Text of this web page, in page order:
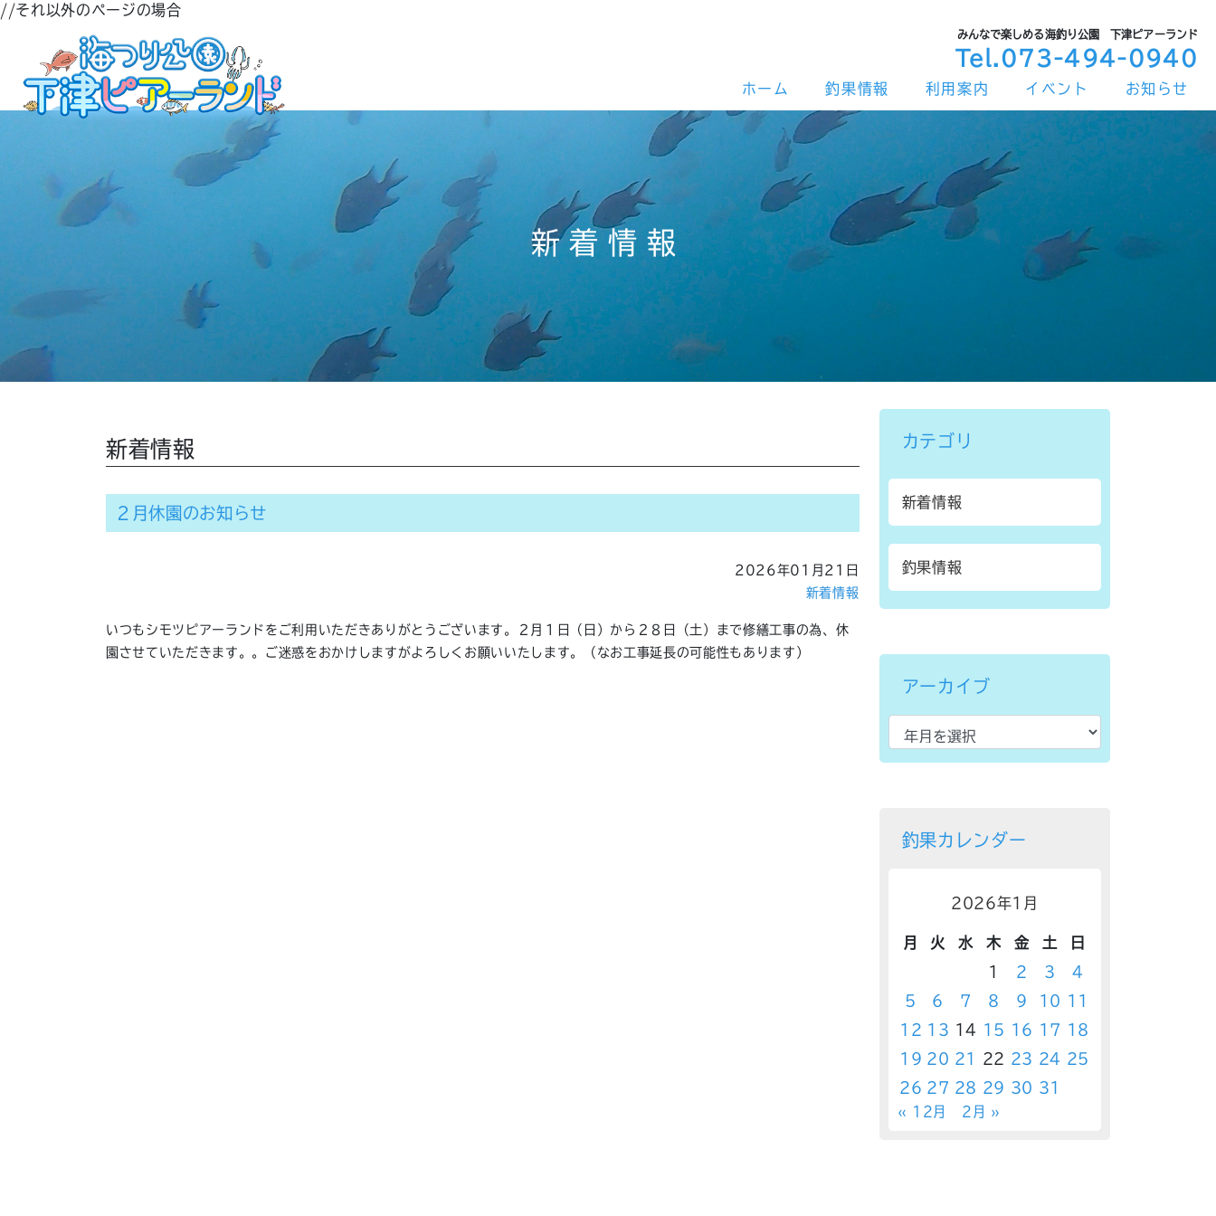
//それ以外のページの場合
みんなで楽しめる海釣り公園 下津ピアーランド
Tel.073-494-0940
ホーム 釣果情報 利用案内 イベント お知らせ
新着情報
新着情報
２月休園のお知らせ
2026年01月21日
新着情報
いつもシモツピアーランドをご利用いただきありがとうございます。２月１日（日）から２８日（土）まで修繕工事の為、休
園させていただきます。。ご迷惑をおかけしますがよろしくお願いいたします。（なお工事延長の可能性もあります）
カテゴリ
新着情報
釣果情報
アーカイブ
釣果カレンダー
2026年1月
月 火 水 木 金 土
日
1
2 3
4
5
6 7 8 9 10
11
12 13 14 15 16 17
18
19 20 21 22 23 24
25
26 27 28 29 30 31
« 12月 2月 »